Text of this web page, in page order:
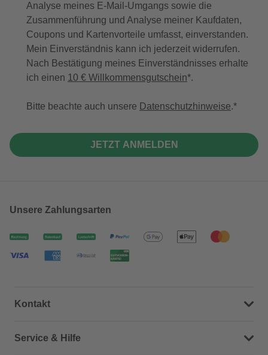
Analyse meines E-Mail-Umgangs sowie die
Zusammenführung und Analyse meiner Kaufdaten,
Coupons und Kartenvorteile umfasst, einverstanden.
Mein Einverständnis kann ich jederzeit widerrufen.
Nach Bestätigung meines Einverständnisses erhalte
ich einen 10 € Willkommensgutschein*.
Bitte beachte auch unsere Datenschutzhinweise.
JETZT ANMELDEN
Unsere Zahlungsarten
Kontakt
Dein Kontakt zu uns
Service & Hilfe